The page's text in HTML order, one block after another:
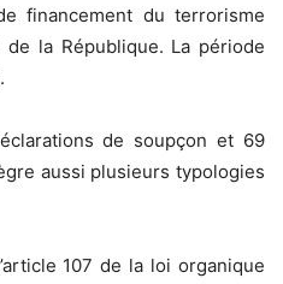
financement du terrorisme
la République. La période
de soupçon et 69
aussi plusieurs typologies
107 de la loi organique